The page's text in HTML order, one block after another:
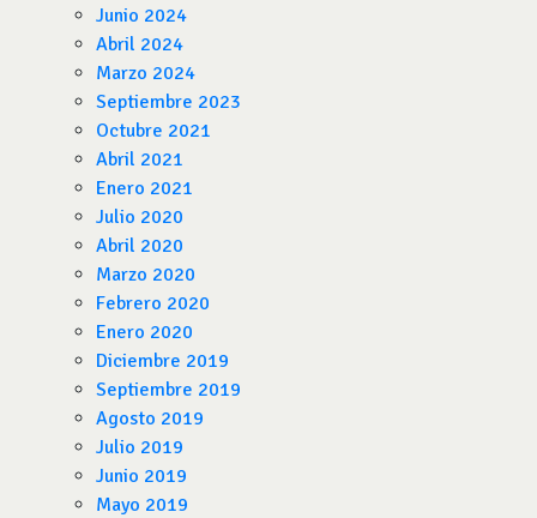
Junio 2024
Abril 2024
Marzo 2024
Septiembre 2023
Octubre 2021
Abril 2021
Enero 2021
Julio 2020
Abril 2020
Marzo 2020
Febrero 2020
Enero 2020
Diciembre 2019
Septiembre 2019
Agosto 2019
Julio 2019
Junio 2019
Mayo 2019